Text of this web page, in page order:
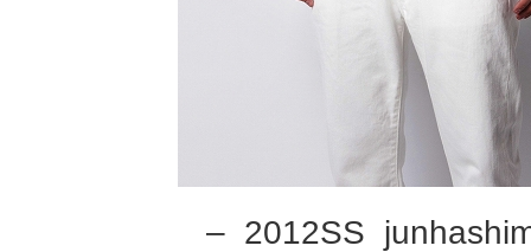
– 2012SS